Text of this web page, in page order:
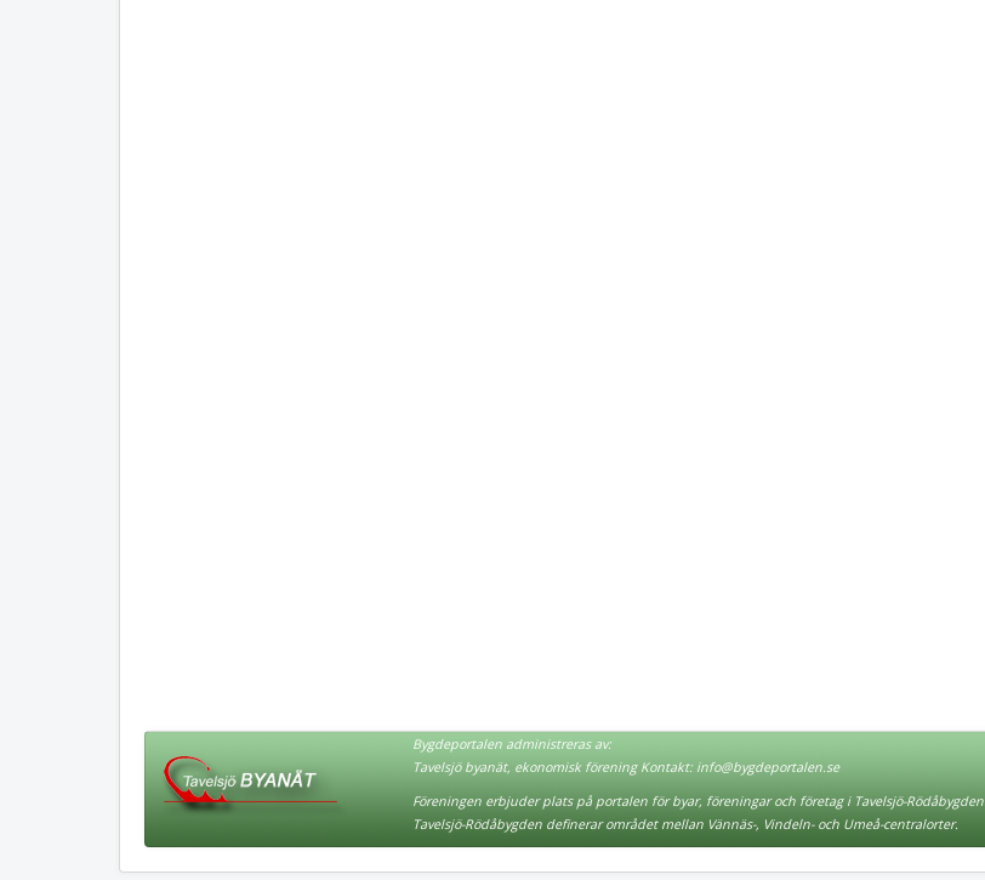
Bygdeportalen administreras av:
Tavelsjö byanät, ekonomisk förening Kontakt: info@bygdeportalen.se
Föreningen erbjuder plats på portalen för byar, föreningar och företag i Tavelsjö-Rödåbygden.
Tavelsjö-Rödåbygden definerar området mellan Vännäs-, Vindeln- och Umeå-centralorter.